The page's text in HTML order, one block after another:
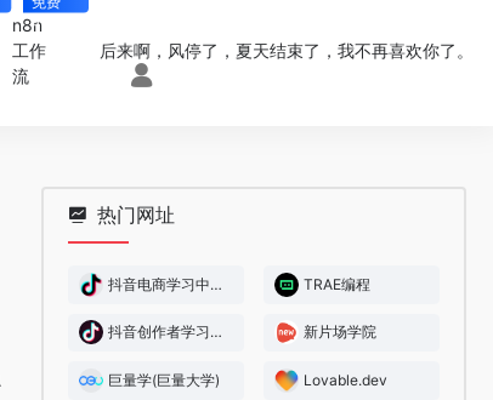
n8n
工作
流
4000+
后来啊，风停了，夏天结束了，我不再喜欢你了。
热门网址
抖音电商学习中心(抖音电商大学) TRAE编程
抖音创作者学习中心 新片场学院
巨量学(巨量大学) Lovable.dev